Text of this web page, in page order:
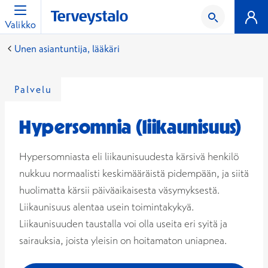
Valikko
Unen asiantuntija, lääkäri
Palvelu
Hypersomnia (liikaunisuus)
Hypersomniasta eli liikaunisuudesta kärsivä henkilö
nukkuu normaalisti keskimääräistä pidempään, ja siitä
huolimatta kärsii päiväaikaisesta väsymyksestä.
Liikaunisuus alentaa usein toimintakykyä.
Liikaunisuuden taustalla voi olla useita eri syitä ja
sairauksia, joista yleisin on hoitamaton uniapnea.